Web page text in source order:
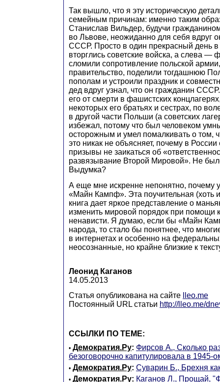
Так вышло, что я эту историческую
семейным причинам: именно таким
Станислав Вильдер, будучи
во Львове, неожиданно для себя вдруг
СССР. Просто в один прекрасный день
вторглись советские войска, а слева —
сломили сопротивление польской
правительство, поделили тогдашнюю
пополам и устроили праздник и
дед вдруг узнал, что он гражданин
его от смерти в фашистских
некоторых его братьях и сестрах, по
в другой части Польши (а советских
избежал, потому что был человеком
осторожным и умел помалкивать о том,
это никак не объясняет, почему в России
призывы не заикаться об
развязывание Второй Мировой». Не
Выдумка?
А еще мне искренне непонятно, почему
«Майн Кампф». Эта поучительная (хоть
книга дает яркое представление о
изменить мировой порядок при помощи
ненависти. Я думаю, если бы «Майн
народа, то стало бы понятнее, что
в интернетах и особенно на
неосознанные, но крайне близкие к
Леонид Каганов
14.05.2013
Статья опубликована на сайте
lleo.me
Постоянный URL статьи http://lleo.me/
ССЫЛКИ ПО ТЕМЕ:
• Демократия.Ру: Фирсов А., Сколько
безоговорочно капитулировала в 1945-
• Демократия.Ру: Суварин Б., Брехня
• Демократия.Ру: Каганов Л., Прощай,